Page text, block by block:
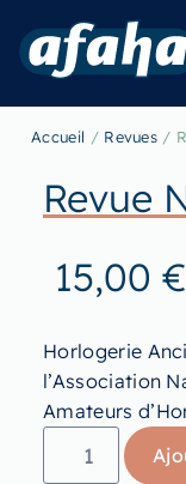
Accueil / Revues /
Revue
15,00 €
Horlogerie
l’Association
Amateurs